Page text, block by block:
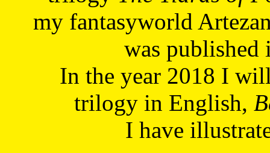
my fantasyworld
was published
In the year 2018 I
trilogy in English,
I have